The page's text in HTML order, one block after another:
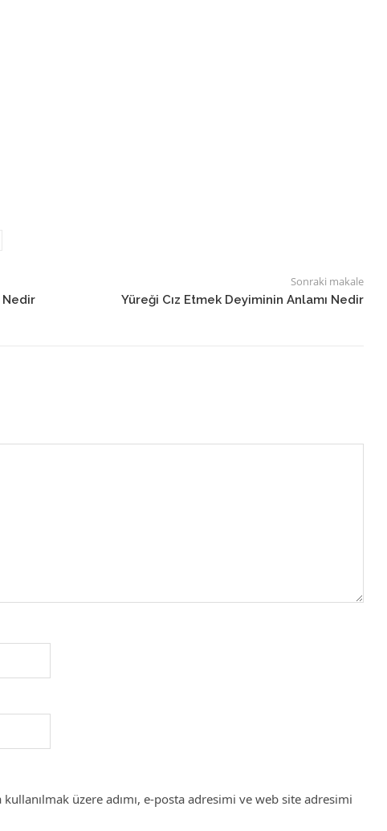
Nedir
Sonraki makale
Yüreği Cız Etmek Deyiminin Anlamı Nedir
üzere adımı, e-posta adresimi ve web site adresimi